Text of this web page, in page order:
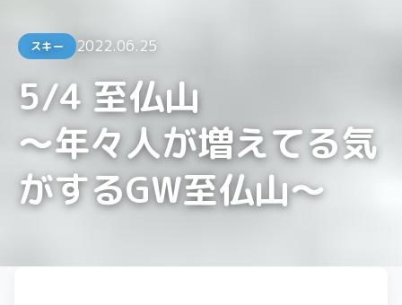
スキー 2022.06.25
5/4 至仏山
〜年々人が増えてる気
がするGW至仏山〜